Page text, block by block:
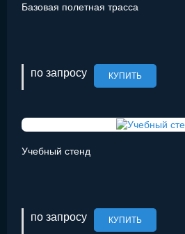
Базовая полетная трасса
по запросу КУПИТЬ
Учебный стенд
по запросу КУПИТЬ